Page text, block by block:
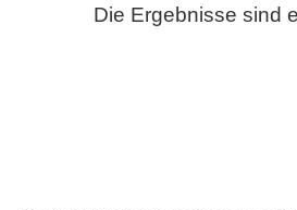
Die Ergebnisse sind